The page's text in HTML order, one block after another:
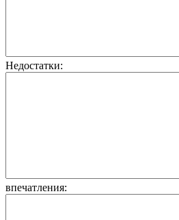
Недостатки:
впечатления: